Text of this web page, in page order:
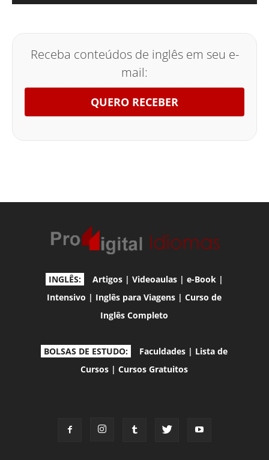
Receba conteúdos de inglês em seu e-
mail:
QUERO RECEBER
INGLÊS: Artigos| Videoaulas| e-Book|
Intensivo | Inglês para Viagens |Curso de
Inglês Completo
BOLSAS DE ESTUDO: Faculdades | Lista de
Cursos |Cursos Gratuitos